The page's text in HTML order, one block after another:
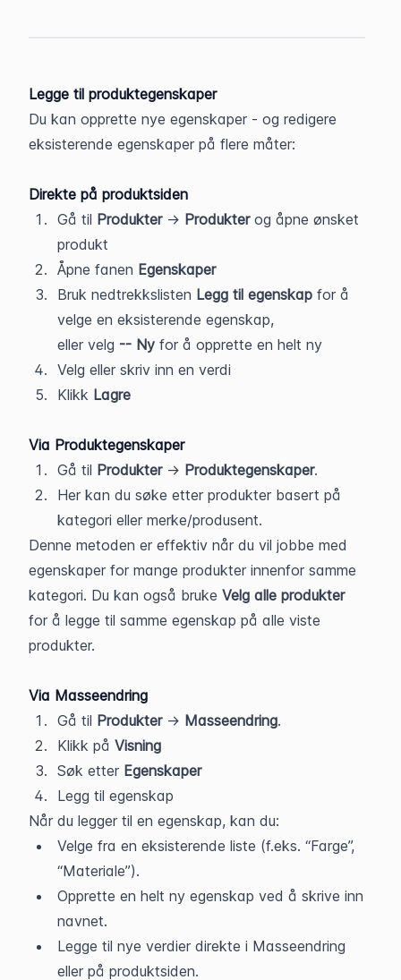
Legge til produktegenskaper
Du kan opprette nye egenskaper - og redigere
eksisterende egenskaper på flere måter:
Direkte på produktsiden
Gå til Produkter → Produkter og åpne ønsket
produkt
Åpne fanen Egenskaper
Bruk nedtrekkslisten Legg til egenskap for å
velge en eksisterende egenskap,
eller velg -- Ny for å opprette en helt ny
Velg eller skriv inn en verdi
Klikk Lagre
Via Produktegenskaper
Gå til Produkter → Produktegenskaper.
Her kan du søke etter produkter basert på
kategori eller merke/produsent.
Denne metoden er effektiv når du vil jobbe med
egenskaper for mange produkter innenfor samme
kategori. Du kan også bruke Velg alle produkter
for å legge til samme egenskap på alle viste
produkter.
Via Masseendring
Gå til Produkter → Masseendring.
Klikk på Visning
Søk etter Egenskaper
Legg til egenskap
Når du legger til en egenskap, kan du:
Velge fra en eksisterende liste (f.eks. “Farge”,
“Materiale”).
Opprette en helt ny egenskap ved å skrive inn
navnet.
Legge til nye verdier direkte i Masseendring
eller på produktsiden.